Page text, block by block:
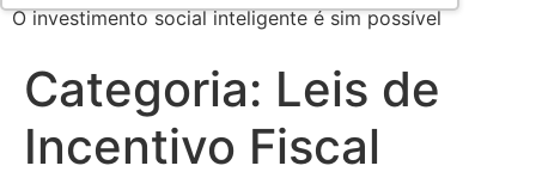
O investimento social inteligente é sim possível
Categoria: Leis de
Incentivo Fiscal